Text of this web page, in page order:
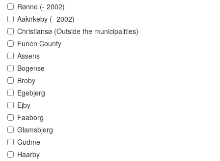
Rønne (- 2002)
Aakirkeby (- 2002)
Christiansø (Outside the municipalities)
Funen County
Assens
Bogense
Broby
Egebjerg
Ejby
Faaborg
Glamsbjerg
Gudme
Haarby